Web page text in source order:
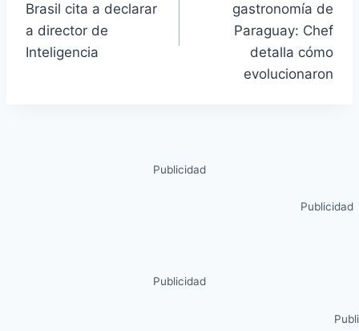
Brasil cita a declarar
a director de
Inteligencia
gastronomía de
Paraguay: Chef
detalla cómo
evolucionaron
Publicidad
Publicidad
Publicidad